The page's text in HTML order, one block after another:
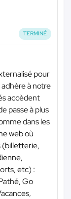
TERMINÉ
pour
à notre
accèdent
passe à plus
dans les
web où
(billetterie,
etc) :
Go